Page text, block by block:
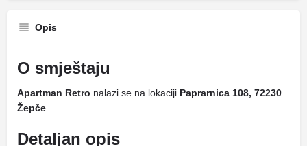
Opis
O smještaju
Apartman Retro nalazi se na lokaciji Paprarnica 108, 72230
Žepče
Detaljan opis